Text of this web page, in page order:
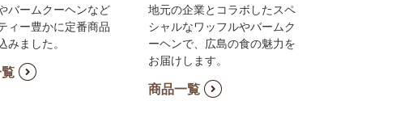
バームクーヘンなど
ィー豊かに定番商品
みました。
地元の企業とコラボしたスペ
シャルなワッフルやバームク
ーヘンで、広島の食の魅力を
お届けします。
商品一覧